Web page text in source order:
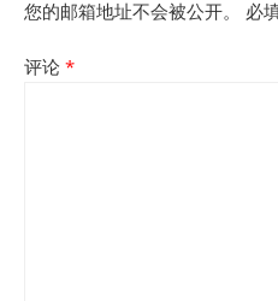
您的邮箱地址不会被公开。
必
评论 *